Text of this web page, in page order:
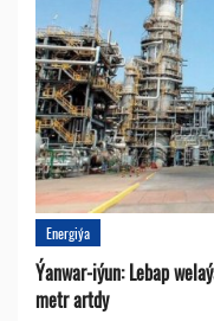
Energiýa
Ýanwar-iýun: Lebap
metr artdy